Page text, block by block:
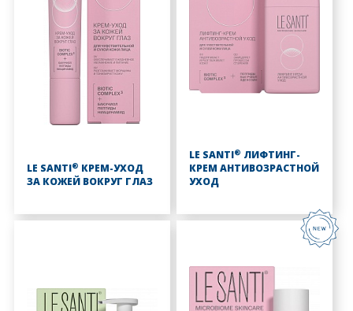
LE SANTI® КРЕМ-УХОД
ЗА КОЖЕЙ ВОКРУГ ГЛАЗ
LE SANTI® ЛИФТИНГ-
КРЕМ АНТИВОЗРАСТНОЙ
УХОД